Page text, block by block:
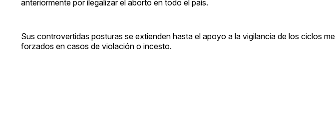
anteriormente por ilegalizar el aborto en todo el país.
Sus controvertidas posturas se extienden hasta el apoyo a la vigilancia de los ciclos
forzados en casos de violación o incesto.